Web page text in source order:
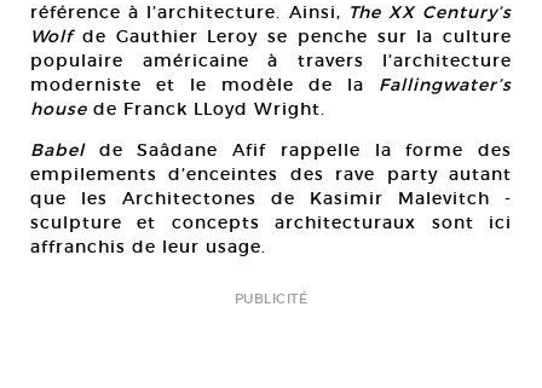
référence à l’architecture. Ainsi, The XX Century’s
Wolf de Gauthier Leroy se penche sur la culture
populaire américaine à travers l’architecture
moderniste et le modèle de la Fallingwater’s
house de Franck LLoyd Wright.
Babelde Saâdane Afif rappelle la forme des
empilements d’enceintes des rave party autant
que les Architectones de Kasimir Malevitch -
sculpture et concepts architecturaux sont ici
affranchis de leur usage.
PUBLICITÉ